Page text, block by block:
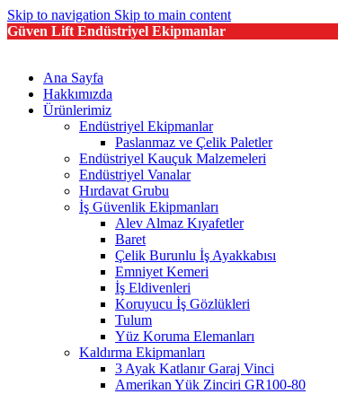
Skip to navigation Skip to main content
Güven Lift Endüstriyel Ekipmanlar
Ana Sayfa
Hakkımızda
Ürünlerimiz
Endüstriyel Ekipmanlar
Paslanmaz ve Çelik Paletler
Endüstriyel Kauçuk Malzemeleri
Endüstriyel Vanalar
Hırdavat Grubu
İş Güvenlik Ekipmanları
Alev Almaz Kıyafetler
Baret
Çelik Burunlu İş Ayakkabısı
Emniyet Kemeri
İş Eldivenleri
Koruyucu İş Gözlükleri
Tulum
Yüz Koruma Elemanları
Kaldırma Ekipmanları
3 Ayak Katlanır Garaj Vinci
Amerikan Yük Zinciri GR100-80